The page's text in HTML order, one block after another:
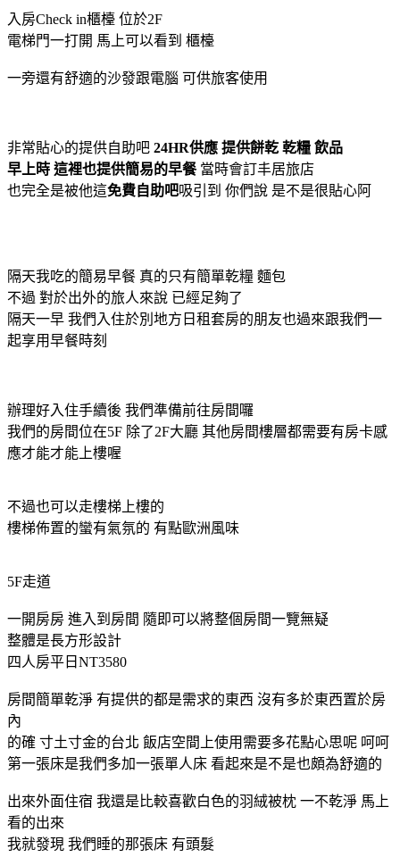
入房Check in櫃檯 位於2F
電梯門一打開 馬上可以看到 櫃檯
一旁還有舒適的沙發跟電腦 可供旅客使用
非常貼心的提供自助吧 24HR供應 提供餅乾 乾糧 飲品
早上時 這裡也提供簡易的早餐當時會訂丰居旅店
也完全是被他這免費自助吧吸引到 你們說 是不是很貼心阿
隔天我吃的簡易早餐 真的只有簡單乾糧 麵包
不過 對於出外的旅人來說 已經足夠了
隔天一早 我們入住於別地方日租套房的朋友也過來跟我們一
起享用早餐時刻
辦理好入住手續後 我們準備前往房間囉
我們的房間位在5F 除了2F大廳 其他房間樓層都需要有房卡感
應才能才能上樓喔
不過也可以走樓梯上樓的
樓梯佈置的蠻有氣氛的 有點歐洲風味
5F走道
一開房房 進入到房間 隨即可以將整個房間一覽無疑
整體是長方形設計
四人房平日NT3580
房間簡單乾淨 有提供的都是需求的東西 沒有多於東西置於房
內
的確 寸土寸金的台北 飯店空間上使用需要多花點心思呢 呵呵
第一張床是我們多加一張單人床 看起來是不是也頗為舒適的
出來外面住宿 我還是比較喜歡白色的羽絨被枕 一不乾淨 馬上
看的出來
我就發現 我們睡的那張床 有頭髮